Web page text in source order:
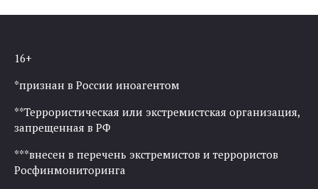
16+
*признан в России иноагентом
**Террористическая или экстремистская организация,
запрещенная в РФ
***внесен в перечень экстремистов и террористов
Росфинмониторинга